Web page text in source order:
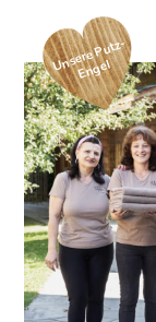
U
ns
er
e
P
utz-
E
n
g
el